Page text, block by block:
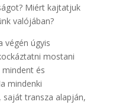
Miért kajtatjuk
valójában?
végén úgyis
mostani
és
mindenki
transza alapján,